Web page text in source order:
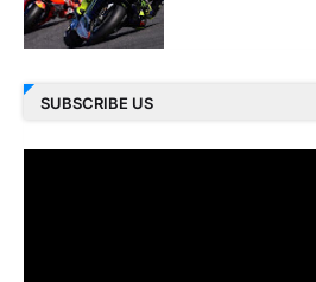
SUBSCRIBE US